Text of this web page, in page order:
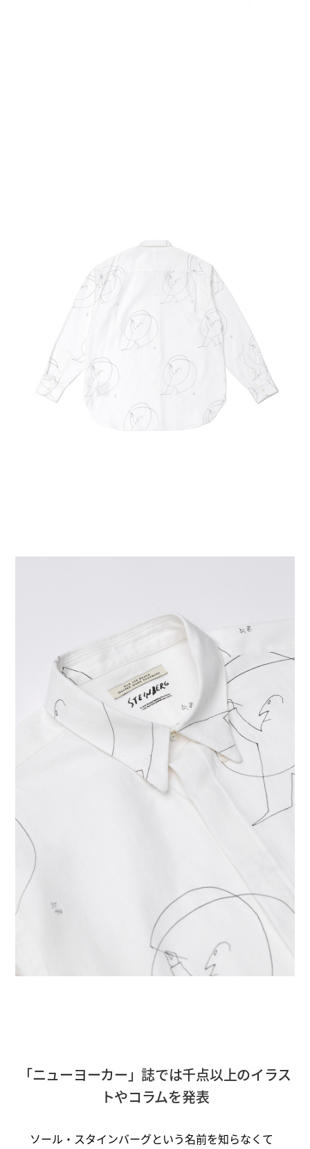
「ニューヨーカー」誌では千点以上のイラス
トやコラムを発表
ソール・スタインバーグという名前を知らなくて